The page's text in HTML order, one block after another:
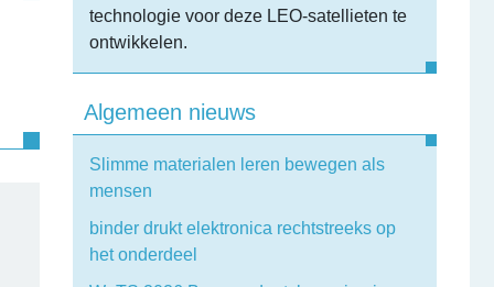
technologie voor deze LEO-satellieten te
ontwikkelen.
Algemeen nieuws
Slimme materialen leren bewegen als
mensen
binder drukt elektronica rechtstreeks op
het onderdeel